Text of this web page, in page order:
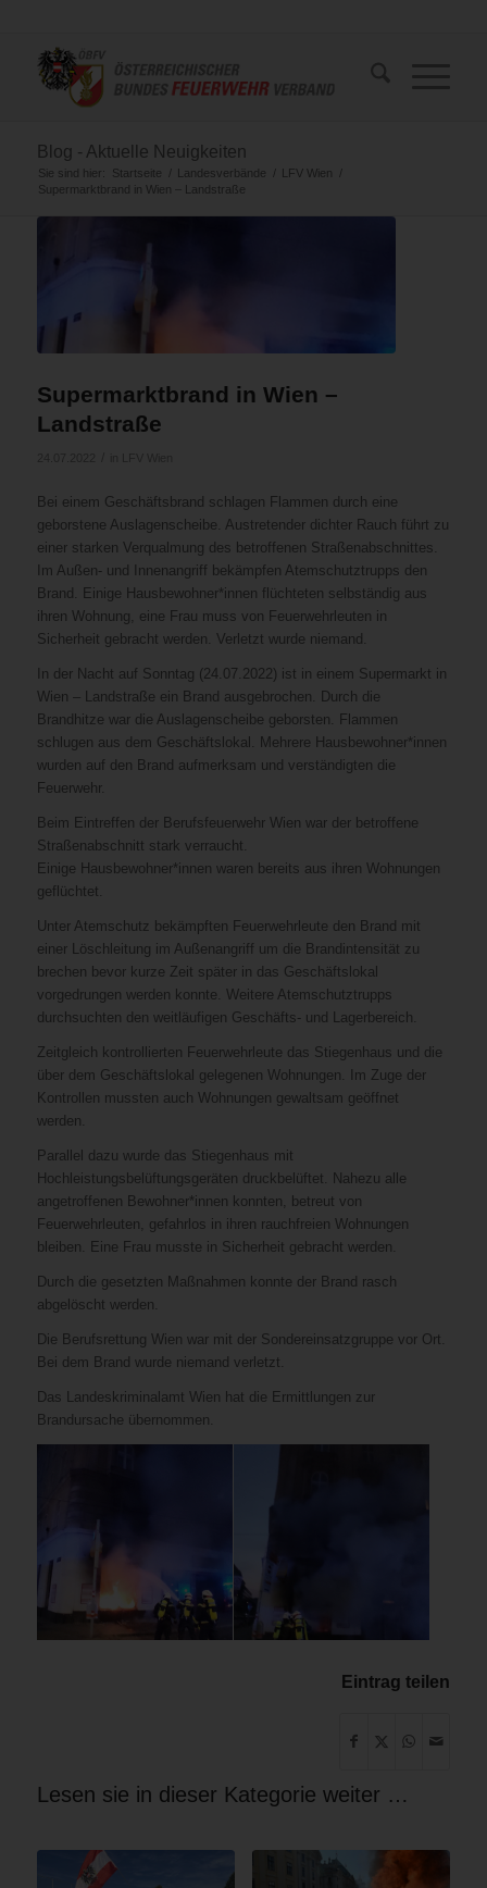
Blog - Aktuelle Neuigkeiten
Sie sind hier: Startseite / Landesverbände / LFV Wien
/
Supermarktbrand in Wien – Landstraße
Supermarktbrand in Wien –
Landstraße
Bei einem Geschäftsbrand schlagen Flammen durch eine
geborstene Auslagenscheibe. Austretender dichter Rauch führt zu
einer starken Verqualmung des betroffenen Straßenabschnittes.
Im Außen- und Innenangriff bekämpfen Atemschutztrupps den
Brand. Einige Hausbewohner*innen flüchteten selbständig aus
ihren Wohnung, eine Frau muss von Feuerwehrleuten in
Sicherheit gebracht werden. Verletzt wurde niemand.
In der Nacht auf Sonntag (24.07.2022) ist in einem Supermarkt in
Wien – Landstraße ein Brand ausgebrochen. Durch die
Brandhitze war die Auslagenscheibe geborsten. Flammen
schlugen aus dem Geschäftslokal. Mehrere Hausbewohner*innen
wurden auf den Brand aufmerksam und verständigten die
Feuerwehr.
Beim Eintreffen der Berufsfeuerwehr Wien war der betroffene
Straßenabschnitt stark verraucht.
Einige Hausbewohner*innen waren bereits aus ihren Wohnungen
geflüchtet.
Unter Atemschutz bekämpften Feuerwehrleute den Brand mit
einer Löschleitung im Außenangriff um die Brandintensität zu
brechen bevor kurze Zeit später in das Geschäftslokal
vorgedrungen werden konnte. Weitere Atemschutztrupps
durchsuchten den weitläufigen Geschäfts- und Lagerbereich.
Zeitgleich kontrollierten Feuerwehrleute das Stiegenhaus und die
über dem Geschäftslokal gelegenen Wohnungen. Im Zuge der
Kontrollen mussten auch Wohnungen gewaltsam geöffnet
werden.
Parallel dazu wurde das Stiegenhaus mit
Hochleistungsbelüftungsgeräten druckbelüftet. Nahezu alle
angetroffenen Bewohner*innen konnten, betreut von
Feuerwehrleuten, gefahrlos in ihren rauchfreien Wohnungen
bleiben. Eine Frau musste in Sicherheit gebracht werden.
Durch die gesetzten Maßnahmen konnte der Brand rasch
abgelöscht werden.
Die Berufsrettung Wien war mit der Sondereinsatzgruppe vor Ort.
Bei dem Brand wurde niemand verletzt.
Das Landeskriminalamt Wien hat die Ermittlungen zur
Brandursache übernommen.
Eintrag teilen
Lesen sie in dieser Kategorie weiter …